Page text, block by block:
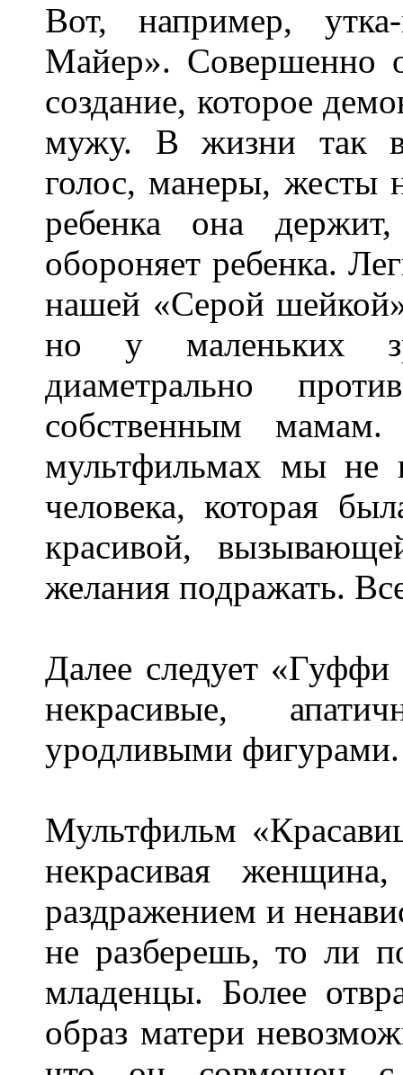
Вот, например,
Майер». Совершенно
создание, которое
мужу. В жизни так
голос, манеры, жесты
ребенка она
обороняет ребенка.
нашей «Серой
но у маленьких
диаметрально
собственным
мультфильмах мы не
человека, которая
красивой,
желания подражать.
Далее следует
некрасивые,
уродливыми
Мультфильм
некрасивая
раздражением и
не разберешь, то ли
младенцы. Более
образ матери